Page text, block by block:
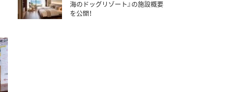
海のドッグリゾート』の施設概要
を公開！